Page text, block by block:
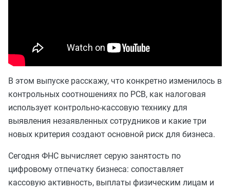
В этом выпуске расскажу, что конкретно изменилось в
контрольных соотношениях по РСВ, как налоговая
использует контрольно-кассовую технику для
выявления незаявленных сотрудников и какие три
новых критерия создают основной риск для бизнеса.
Сегодня ФНС вычисляет серую занятость по
цифровому отпечатку бизнеса: сопоставляет
кассовую активность, выплаты физическим лицам и